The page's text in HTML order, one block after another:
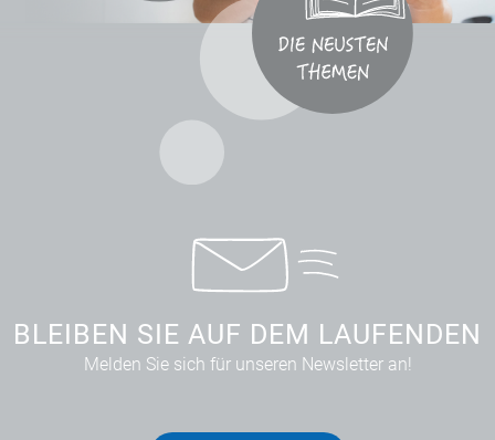
BLEIBEN SIE AUF DEM LAUFENDEN
Melden Sie sich für unseren Newsletter an!